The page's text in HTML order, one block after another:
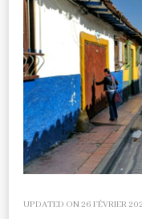
UPDATED ON26 FÉVRIER